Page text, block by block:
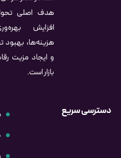
هدف اصلی
افزایش
هزینه‌ها، بهبود
و ایجاد مزیت
بازار است.
دسترسی سریع